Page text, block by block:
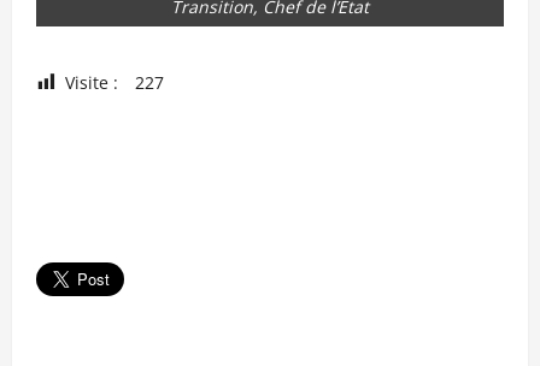
Transition, Chef de l’Etat
Visite : 227